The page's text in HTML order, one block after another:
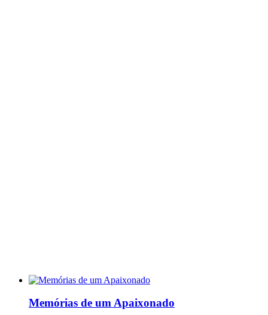
Memórias de um Apaixonado